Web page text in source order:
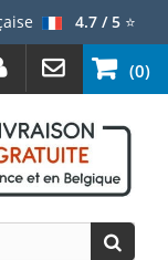
4.7 / 5⭐
(0)